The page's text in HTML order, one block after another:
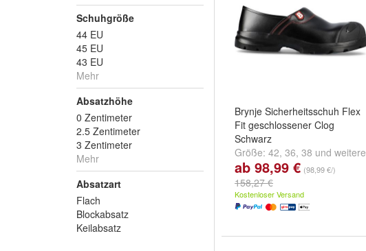
Schuhgröße
44 EU
45 EU
43 EU
Mehr
Absatzhöhe
0 Zentimeter
2.5 Zentimeter
3 Zentimeter
Mehr
Absatzart
Flach
Blockabsatz
Keilabsatz
Brynje Sicherheitsschuh Flex
Fit geschlossener Clog
Schwarz
Größe: 42, 36, 38 und weitere
...
ab 98,99 € (98,99 €/)
158,27 €
Kostenloser Versand